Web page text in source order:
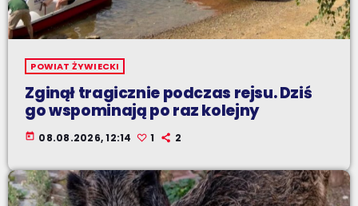
POWIAT ŻYWIECKI
Zginął tragicznie podczas rejsu. Dziś
go wspominają po raz kolejny
today 08.08.2026, 12:14 1 2